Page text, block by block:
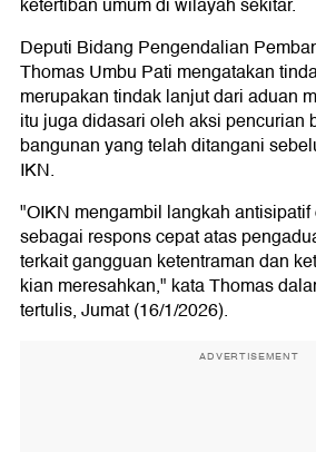
ketertiban umum di wilayah sekitar.
Deputi Bidang Pengendalian
Thomas Umbu Pati mengatakan
merupakan tindak lanjut dari aduan
itu juga didasari oleh aksi pencurian
bangunan yang telah ditangani
IKN.
"OIKN mengambil langkah
sebagai respons cepat atas
terkait gangguan ketentraman dan
kian meresahkan," kata Thomas
tertulis, Jumat (16/1/2026).
ADVERTISEMENT